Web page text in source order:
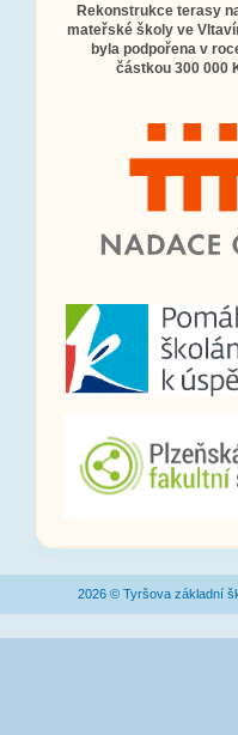
Rekonstrukce terasy
mateřské školy ve
byla podpořena v
částkou 300 000
2026 © Tyršova základní